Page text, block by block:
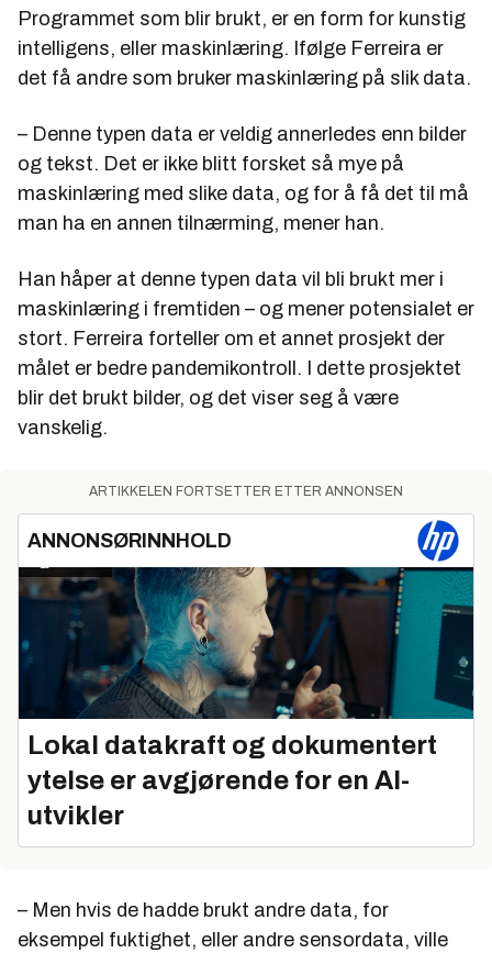
Programmet som blir brukt, er en form for kunstig
intelligens, eller maskinlæring. Ifølge Ferreira er
det få andre som bruker maskinlæring på slik data.
– Denne typen data er veldig annerledes enn bilder
og tekst. Det er ikke blitt forsket så mye på
maskinlæring med slike data, og for å få det til må
man ha en annen tilnærming, mener han.
Han håper at denne typen data vil bli brukt mer i
maskinlæring i fremtiden – og mener potensialet er
stort. Ferreira forteller om et annet prosjekt der
målet er bedre pandemikontroll. I dette prosjektet
blir det brukt bilder, og det viser seg å være
vanskelig.
ARTIKKELEN FORTSETTER ETTER ANNONSEN
ANNONSØRINNHOLD
Lokal datakraft og dokumentert
ytelse er avgjørende for en AI-
utvikler
– Men hvis de hadde brukt andre data, for
eksempel fuktighet, eller andre sensordata, ville